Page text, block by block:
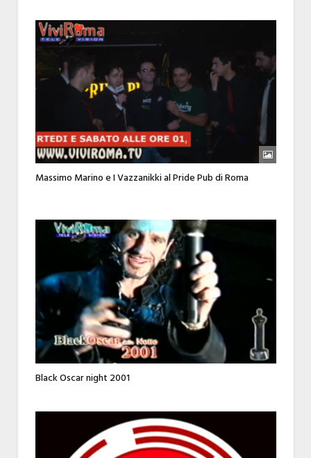
Massimo Marino e I Vazzanikki al Pride Pub di Roma
Black Oscar night 2001